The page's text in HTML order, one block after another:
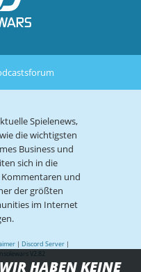
forum
Spielenews,
die wichtigsten
Business und
sich in die
und
der größten
im Internet
| Discord Server |
V2.82
HABEN KEINE